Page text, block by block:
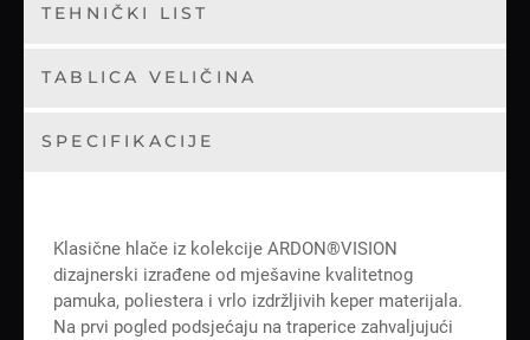
TEHNIČKI LIST
TABLICA VELIČINA
SPECIFIKACIJE
Klasične hlače iz kolekcije ARDON®VISION
dizajnerski izrađene od mješavine kvalitetnog
pamuka, poliestera i vrlo izdržljivih keper materijala.
Na prvi pogled podsjećaju na traperice zahvaljujući